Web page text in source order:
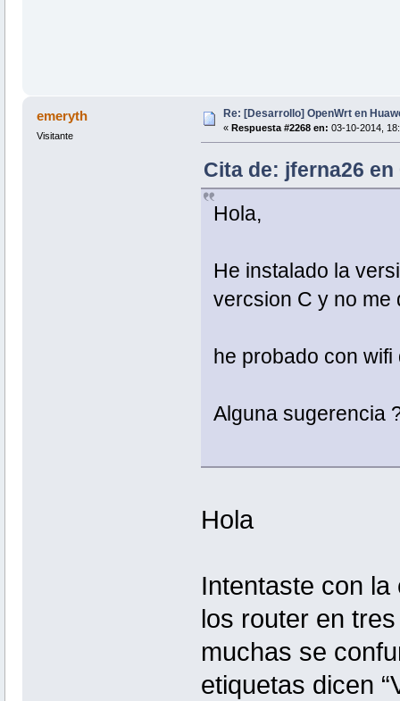
emeryth
Visitante
Re: [Desarrollo] OpenWrt en
« Respuesta #2268 en: 03-10-2014,
Cita de: jferna26 en
Hola,
He instalado la
vercsion C y no me
he probado con
Alguna sugerencia
Hola
Intentaste con
los router en
muchas se
etiquetas dicen